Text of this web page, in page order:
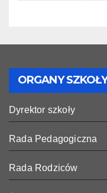
ORGANY
Dyrektor szkoły
Rada Pedagogiczna
Rada Rodziców